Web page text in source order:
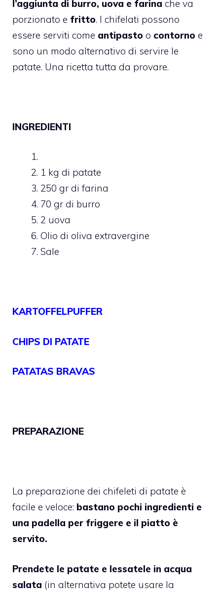
l’aggiunta di burro, uova e farina che va
porzionato e fritto. I chifelati possono
essere serviti come antipasto o contorno e
sono un modo alternativo di servire le
patate. Una ricetta tutta da provare.
INGREDIENTI
1 kg di patate
250 gr di farina
70 gr di burro
2 uova
Olio di oliva extravergine
Sale
KARTOFFELPUFFER
CHIPS DI PATATE
PATATAS BRAVAS
PREPARAZIONE
La preparazione dei chifeleti di patate è
facile e veloce: bastano pochi ingredienti e
una padella per friggere e il piatto è
servito.
Prendete le patate e lessatele in acqua
salata (in alternativa potete usare la